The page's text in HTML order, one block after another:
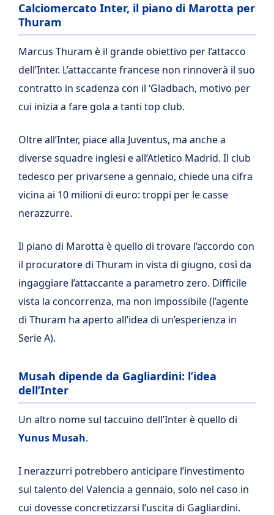
Calciomercato Inter, il piano di Marotta per
Thuram
Marcus Thuram è il grande obiettivo per l’attacco
dell’Inter. L’attaccante francese non rinnoverà il suo
contratto in scadenza con il ‘Gladbach, motivo per
cui inizia a fare gola a tanti top club.
Oltre all’Inter, piace alla Juventus, ma anche a
diverse squadre inglesi e all’Atletico Madrid. Il club
tedesco per privarsene a gennaio, chiede una cifra
vicina ai 10 milioni di euro: troppi per le casse
nerazzurre.
Il piano di Marotta è quello di trovare l’accordo con
il procuratore di Thuram in vista di giugno, così da
ingaggiare l’attaccante a parametro zero. Difficile
vista la concorrenza, ma non impossibile (l’agente
di Thuram ha aperto all’idea di un’esperienza in
Serie A).
Musah dipende da Gagliardini: l’idea
dell’Inter
Un altro nome sul taccuino dell’Inter è quello di
Yunus Musah.
I nerazzurri potrebbero anticipare l’investimento
sul talento del Valencia a gennaio, solo nel caso in
cui dovesse concretizzarsi l’uscita di Gagliardini.